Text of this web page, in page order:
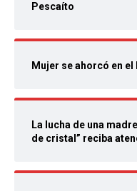
Pescaíto
Mujer se ahorcó en
La lucha de una
de cristal” reciba